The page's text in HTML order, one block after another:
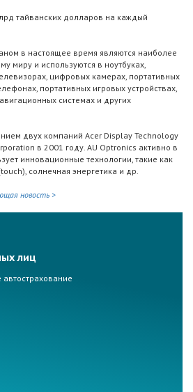
тайванских долларов на каждый
в настоящее время являются наиболее
миру и используются в ноутбуках,
цифровых камерах, портативных
портативных игровых устройствах,
системах и других
двух компаний Acer Display Technology
в 2001 году. AU Optronics активно в
инновационные технологии, такие как
солнечная энергетика и др.
новость >
лиц